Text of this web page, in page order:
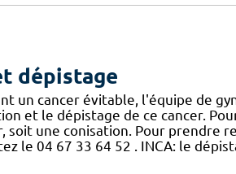
dépistage
un cancer évitable, l'équipe de
et le dépistage de ce cancer.
soit une conisation. Pour prendre
le 04 67 33 64 52 . INCA: le